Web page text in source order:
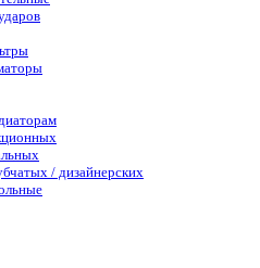
/ дизайнерских